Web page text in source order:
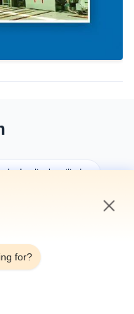
hydraulische cilinder
for?